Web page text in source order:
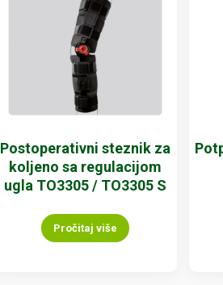
Postoperativni steznik za
koljeno sa regulacijom
ugla TO3305 / TO3305 S
Pročitaj više